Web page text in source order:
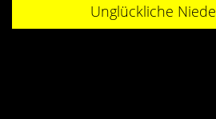
Unglückliche